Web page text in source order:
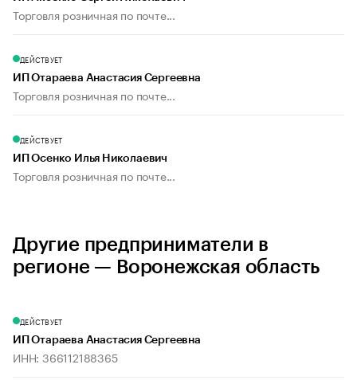
Торговля розничная по почте...
ДЕЙСТВУЕТ
ИП Отараева Анастасия Сергеевна
Торговля розничная по почте...
ДЕЙСТВУЕТ
ИП Осенко Илья Николаевич
Торговля розничная по почте...
Другие предприниматели в
регионе — Воронежская область
ДЕЙСТВУЕТ
ИП Отараева Анастасия Сергеевна
ИНН: 366112188365